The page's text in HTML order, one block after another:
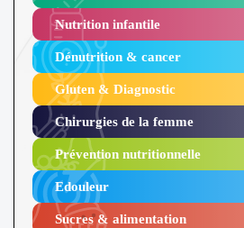
Nutrition infantile
Dénutrition & cancer
Gluten & Diagnostic
Chirurgies de la femme
Prévention nutritionnelle
Edouleur​
Sucres & alimentation​